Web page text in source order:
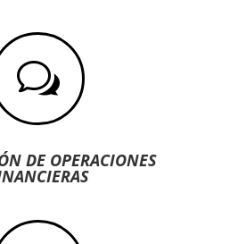
w
DE OPERACIONES